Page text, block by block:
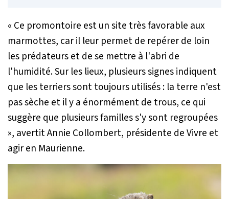
« Ce promontoire est un site très favorable aux
marmottes, car il leur permet de repérer de loin
les prédateurs et de se mettre à l'abri de
l'humidité. Sur les lieux, plusieurs signes indiquent
que les terriers sont toujours utilisés : la terre n'est
pas sèche et il y a énormément de trous, ce qui
suggère que plusieurs familles s'y sont regroupées
», avertit Annie Collombert, présidente de Vivre et
agir en Maurienne.